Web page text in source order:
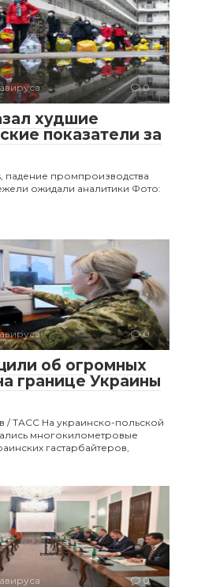
0
худшие
показатели за
падение промпроизводства
ожидали аналитики Фото:
0
об огромных
границе Украины
/ ТАСС На украинско-польской
многокилометровые
гастарбайтеров,
0